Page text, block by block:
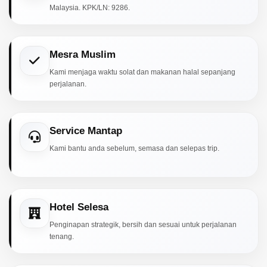
Malaysia. KPK/LN: 9286.
Mesra Muslim
Kami menjaga waktu solat dan makanan halal sepanjang
perjalanan.
Service Mantap
Kami bantu anda sebelum, semasa dan selepas trip.
Hotel Selesa
Penginapan strategik, bersih dan sesuai untuk perjalanan
tenang.